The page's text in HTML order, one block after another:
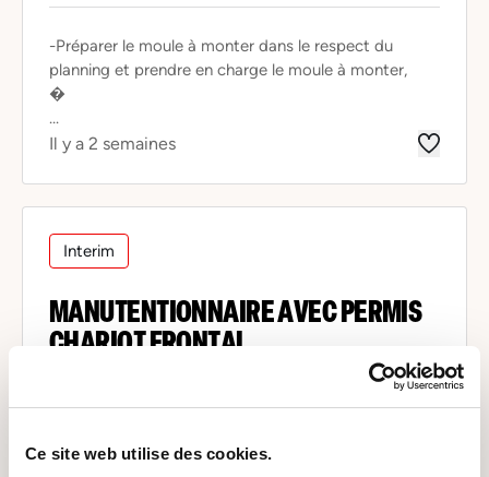
Ce site web utilise des cookies.
-Préparer le moule à monter dans le respect du
planning et prendre en charge le moule à monter,
�
...
Il y a 2 semaines
Interim
MANUTENTIONNAIRE AVEC PERMIS
CHARIOT FRONTAL